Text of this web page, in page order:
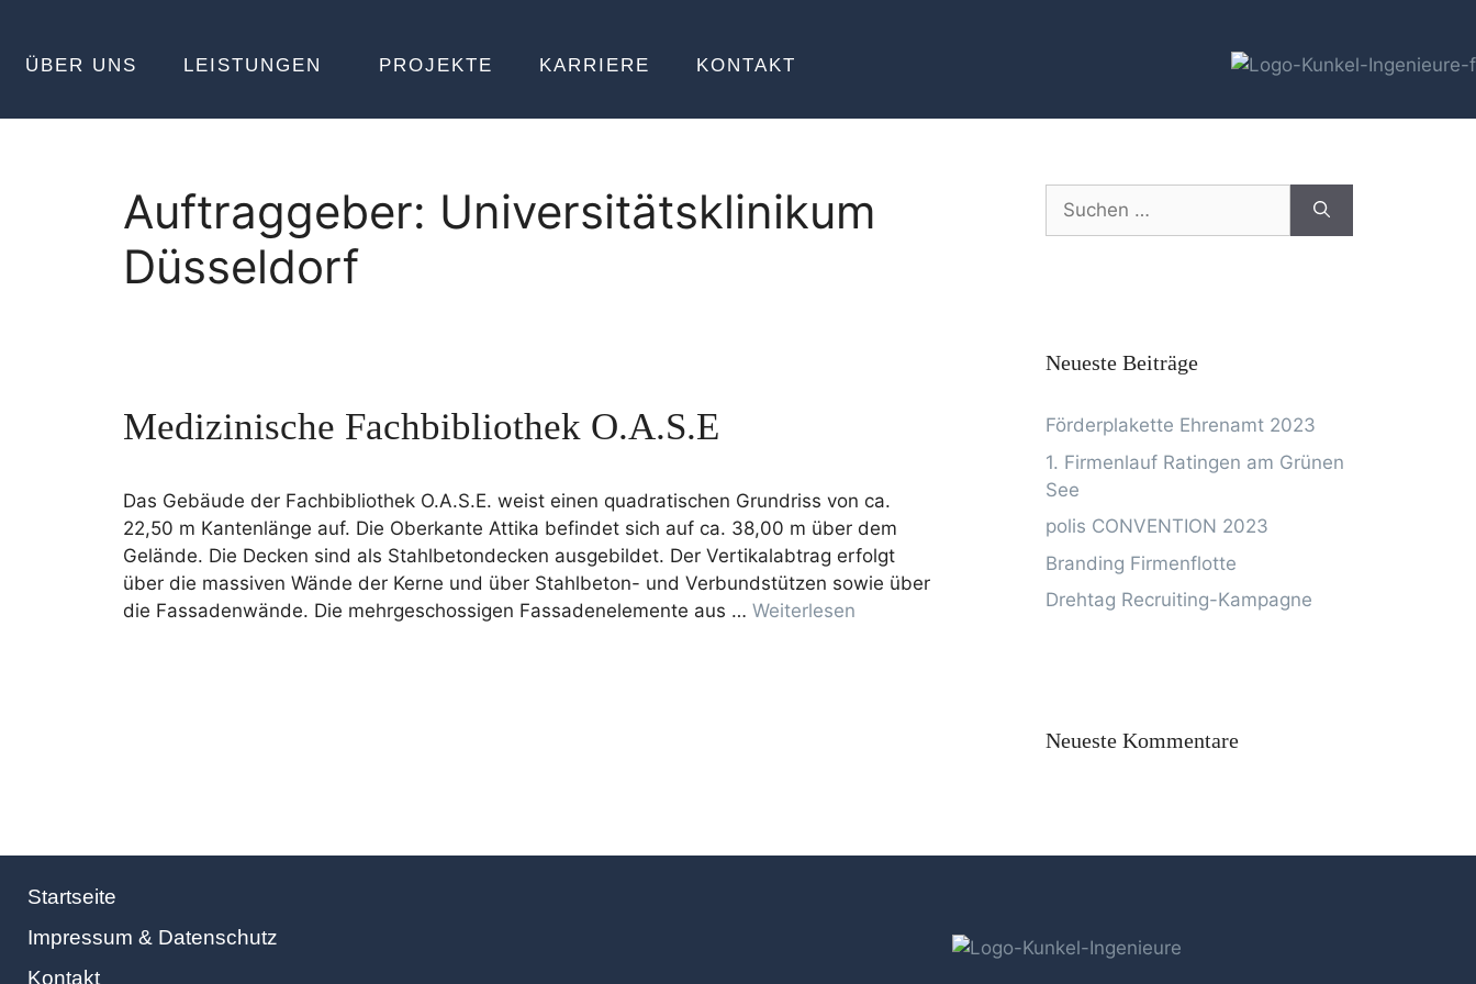
ÜBER UNS LEISTUNGEN PROJEKTE KARRIERE KONTAKT
Auftraggeber: Universitätsklinikum
Düsseldorf
Medizinische Fachbibliothek O.A.S.E
Das Gebäude der Fachbibliothek O.A.S.E. weist einen quadratischen Grundriss von ca.
22,50 m Kantenlänge auf. Die Oberkante Attika befindet sich auf ca. 38,00 m über dem
Gelände. Die Decken sind als Stahlbetondecken ausgebildet. Der Vertikalabtrag erfolgt
über die massiven Wände der Kerne und über Stahlbeton- und Verbundstützen sowie über
die Fassadenwände. Die mehrgeschossigen Fassadenelemente aus … Weiterlesen
Neueste Beiträge
Förderplakette Ehrenamt 2023
1. Firmenlauf Ratingen am Grünen
See
polis CONVENTION 2023
Branding Firmenflotte
Drehtag Recruiting-Kampagne
Neueste Kommentare
Startseite
Impressum & Datenschutz
Kontakt